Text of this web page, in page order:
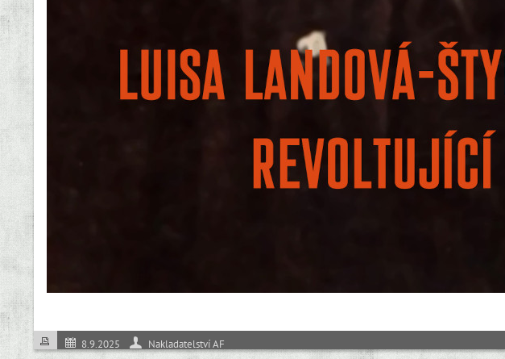
8.9.2025 Nakladatelství AF